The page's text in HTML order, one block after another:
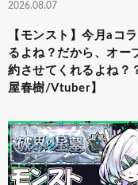
2026.08.07
【モンスト】今月aコ
るよね？だから、オー
約させてくれるよね？
屋春樹/Vtuber】